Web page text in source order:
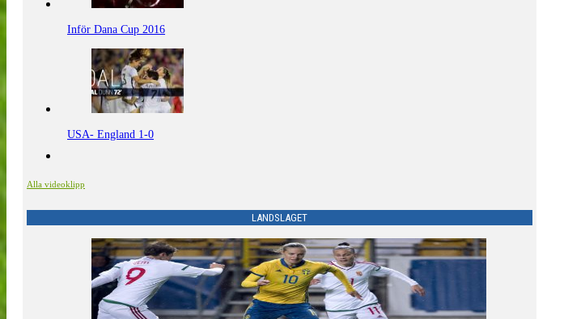
Inför Dana Cup 2016
USA- England 1-0
Alla videoklipp
LANDSLAGET